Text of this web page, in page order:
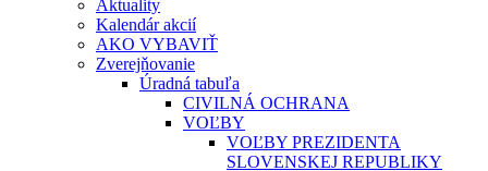
Aktuality
Kalendár akcií
AKO VYBAVIŤ
Zverejňovanie
Úradná tabuľa
CIVILNÁ OCHRANA
VOĽBY
VOĽBY PREZIDENTA
SLOVENSKEJ REPUBLIKY